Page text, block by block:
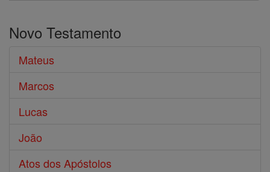
Bíblia
Novo Testamento
Mateus
Marcos
Lucas
João
Atos dos Apóstolos